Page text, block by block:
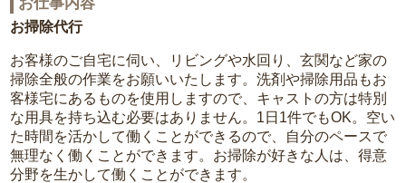
お掃除代行
お客様のご自宅に伺い、リビングや水回り、玄関など家の
掃除全般の作業をお願いいたします。洗剤や掃除用品もお
客様宅にあるものを使用しますので、キャストの方は特別
な用具を持ち込む必要はありません。1日1件でもOK。空い
た時間を活かして働くことができるので、自分のペースで
無理なく働くことができます。お掃除が好きな人は、得意
分野を生かして働くことができます。